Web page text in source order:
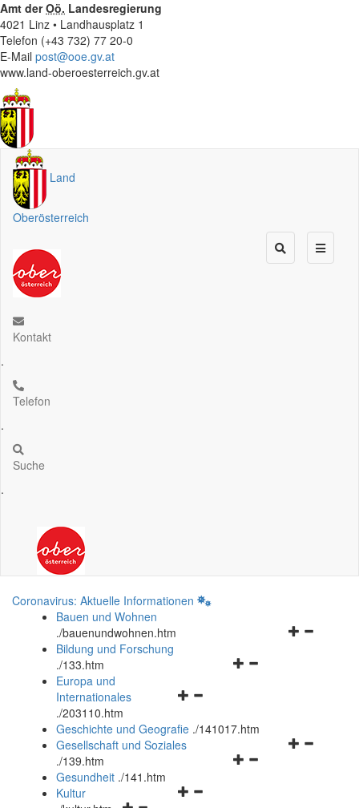
Amt derOö. Landesregierung
4021 Linz • Landhausplatz 1
Telefon (+43 732) 77 20-0
E-Mail post@ooe.gv.at
www.land-oberoesterreich.gv.at
Land
Oberösterreich
Kontakt
.
Telefon
.
Suche
.
Coronavirus: Aktuelle Informationen
Bauen und Wohnen
./bauenundwohnen.htm
Navigationsmenü
Bildung und Forschung
./133.htm
Navigationsmenü
und
schließen
Europa und
Internationales
./203110.htm
Geschichte und Geografie ./141017.htm
Navigationsmenü
Gesellschaft und Soziales
./139.htm
Navigationsmenü
Gesundheit ./141.htm
Kultur